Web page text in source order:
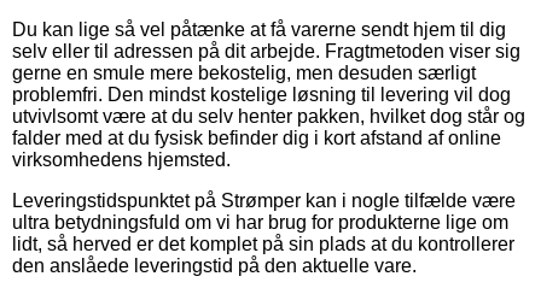
Du kan lige så vel påtænke at få varerne sendt hjem til dig
selv eller til adressen på dit arbejde. Fragtmetoden viser sig
gerne en smule mere bekostelig, men desuden særligt
problemfri. Den mindst kostelige løsning til levering vil dog
utvivlsomt være at du selv henter pakken, hvilket dog står og
falder med at du fysisk befinder dig i kort afstand af online
virksomhedens hjemsted.
Leveringstidspunktet på Strømper kan i nogle tilfælde være
ultra betydningsfuld om vi har brug for produkterne lige om
lidt, så herved er det komplet på sin plads at du kontrollerer
den anslåede leveringstid på den aktuelle vare.